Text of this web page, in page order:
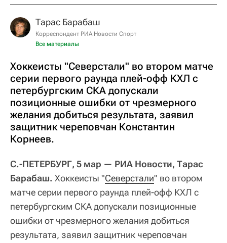
Тарас Барабаш
Корреспондент РИА Новости Спорт
Все материалы
Хоккеисты "Северстали" во втором матче
серии первого раунда плей-офф КХЛ с
петербургским СКА допускали
позиционные ошибки от чрезмерного
желания добиться результата, заявил
защитник череповчан Константин
Корнеев.
С.-ПЕТЕРБУРГ, 5 мар — РИА Новости, Тарас
Барабаш. Хоккеисты "Северстали" во втором
матче серии первого раунда плей-офф КХЛ с
петербургским СКА допускали позиционные
ошибки от чрезмерного желания добиться
результата, заявил защитник череповчан